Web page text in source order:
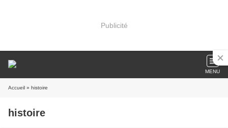
Publicité
MENU
Accueil » histoire
histoire